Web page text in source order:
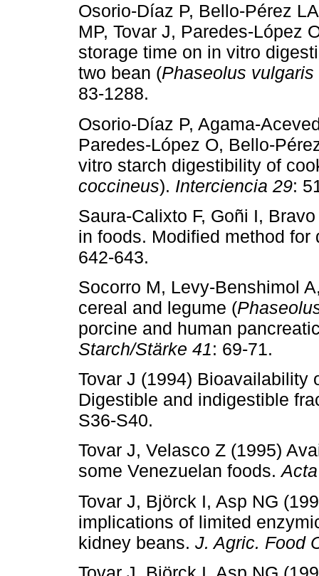
Osorio-Díaz P, Bello-Pérez
MP, Tovar J, Paredes-López
storage time on in vitro
two bean (Phaseolus vulgaris
83-1288.
Osorio-Díaz P, Agama-
Paredes-López O, Bello-
vitro starch digestibility of
coccineus). Interciencia 29:
Saura-Calixto F, Goñi I,
in foods. Modified method
642-643.
Socorro M, Levy-Benshimol
cereal and legume (
porcine and human
Starch/Stärke 41: 69-71.
Tovar J (1994) Bioavailability
Digestible and indigestible
S36-S40.
Tovar J, Velasco Z (1995)
some Venezuelan foods.
Tovar J, Björck I, Asp NG
implications of limited
kidney beans. J. Agric. Food